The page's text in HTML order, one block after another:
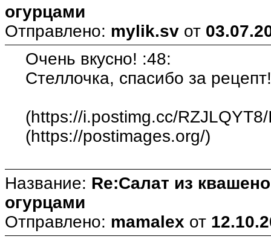
огурцами
Отправлено: mylik.sv от
Очень вкусно! :48:
Стеллочка, спасибо за
(https://i.postimg.cc/
(https://postimages.org/)
Название: Re:Салат из
огурцами
Отправлено: mamalex от